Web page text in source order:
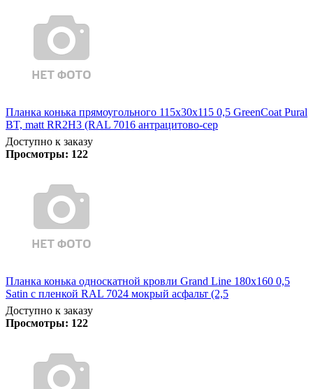
Планка конька прямоугольного 115х30х115 0,5 GreenCoat Pural
BT, matt RR2Н3 (RAL 7016 антрацитово-сер
Доступно к заказу
Просмотры: 122
Планка конька односкатной кровли Grand Line 180x160 0,5
Satin с пленкой RAL 7024 мокрый асфальт (2,5
Доступно к заказу
Просмотры: 122